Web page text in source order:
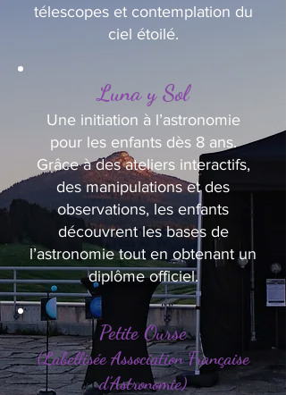
télescopes et contemplation du
ciel étoilé.
Luna y Sol
Une initiation à l’astronomie
pour les enfants dès 8 ans.
Grâce à des ateliers interactifs,
des manipulations et des
observations, les enfants
découvrent les bases de
l’astronomie tout en obtenant un
diplôme officiel.
Petite Ourse
(Labellisée Association Française
d’Astronomie)